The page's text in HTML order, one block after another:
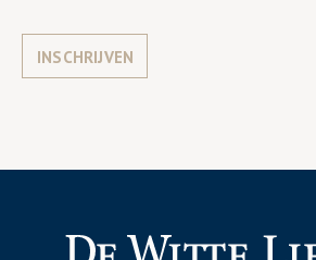
INSCHRIJVEN